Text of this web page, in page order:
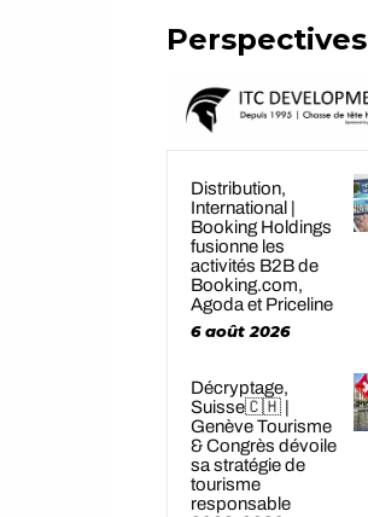
Perspectives
Distribution,
International |
Booking Holdings
fusionne les
activités B2B de
Booking.com,
Agoda et Priceline
6 août 2026
Décryptage,
Suisse🇨🇭 |
Genève Tourisme
& Congrès dévoile
sa stratégie de
tourisme
responsable